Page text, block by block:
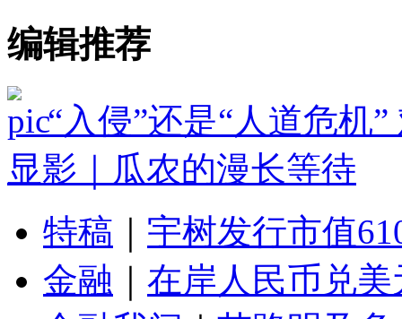
编辑推荐
“入侵”还是“人道危机
显影｜瓜农的漫长等待
特稿
宇树发行市值
金融
在岸人民币兑